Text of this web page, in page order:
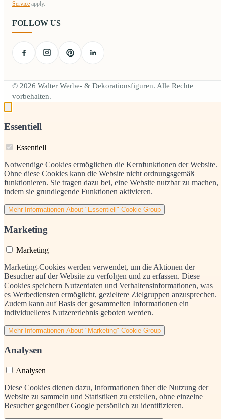
Service apply.
FOLLOW US
© 2026 Walter Werbe- & Dekorationsfiguren. Alle Rechte
vorbehalten.
Essentiell
Essentiell
Notwendige Cookies ermöglichen die Kernfunktionen der Website.
Ohne diese Cookies kann die Website nicht ordnungsgemäß
funktionieren. Sie tragen dazu bei, eine Website nutzbar zu machen,
indem sie grundlegende Funktionen aktivieren.
Mehr Informationen About "Essentiell" Cookie Group
Marketing
Marketing
Marketing-Cookies werden verwendet, um die Aktionen der
Besucher auf der Website zu verfolgen und zu erfassen. Diese
Cookies speichern Nutzerdaten und Verhaltensinformationen, was
es Werbediensten ermöglicht, gezieltere Zielgruppen anzusprechen.
Zudem kann auf Basis der gesammelten Informationen ein
individuelleres Nutzererlebnis geboten werden.
Mehr Informationen About "Marketing" Cookie Group
Analysen
Analysen
Diese Cookies dienen dazu, Informationen über die Nutzung der
Website zu sammeln und Statistiken zu erstellen, ohne einzelne
Besucher gegenüber Google persönlich zu identifizieren.